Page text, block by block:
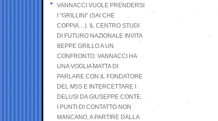
VANNACCI VUOLE PRENDERSI
I “GRILLINI” (SAI CHE
COPPIA…). IL CENTRO STUDI
DI FUTURO NAZIONALE INVITA
BEPPE GRILLO A UN
CONFRONTO. VANNACCI HA
UNA VOGLIA MATTA DI
PARLARE CON IL FONDATORE
DEL M5S E INTERCETTARE I
DELUSI DA GIUSEPPE CONTE.
I PUNTI DI CONTATTO NON
MANCANO, A PARTIRE DALLA